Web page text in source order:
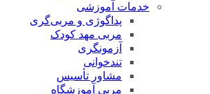
خدمات آموزشی
پداگوژی و مربی‌گری
مربی مهد کودک
آزمونگری
تندخوانی
مشاور تأسیس
مربی آموزشگاه